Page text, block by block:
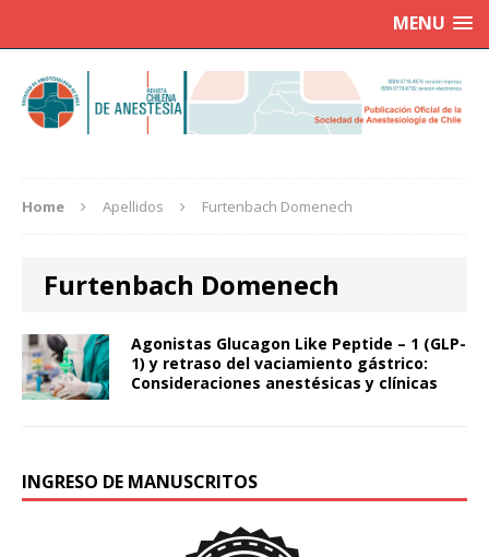
MENU
Home Apellidos Furtenbach Domenech
Furtenbach Domenech
Agonistas Glucagon Like Peptide – 1 (GLP-
1) y retraso del vaciamiento gástrico:
Consideraciones anestésicas y clínicas
INGRESO DE MANUSCRITOS